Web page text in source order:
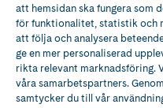
Apotek med tillstånd
av Läkemedelsverket
att hemsidan ska fungera som
för funktionalitet, statistik och
att följa och analysera
ge en mer personaliserad
rikta relevant marknadsföring.
våra samarbetspartners.
samtycker du till vår